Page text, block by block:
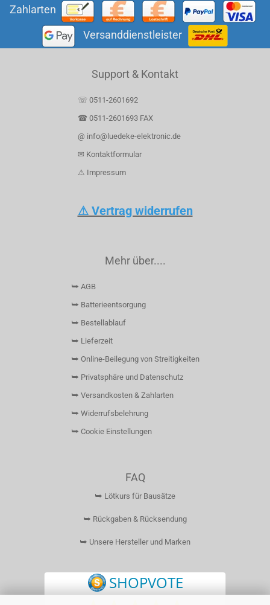
Zahlarten
Versanddienstleister
Support & Kontakt
☏ 0511-2601692
☎ 0511-2601693 FAX
@ info@luedeke-elektronic.de
✉ Kontaktformular
⚠ Impressum
⚠ Vertrag widerrufen
Mehr über....
⮩ AGB
⮩ Batterieentsorgung
⮩ Bestellablauf
⮩ Lieferzeit
⮩ Online-Beilegung von Streitigkeiten
⮩ Privatsphäre und Datenschutz
⮩ Versandkosten & Zahlarten
⮩ Widerrufsbelehrung
⮩ Cookie Einstellungen
FAQ
⮩ Lötkurs für Bausätze
⮩ Rückgaben & Rücksendung
⮩ Unsere Hersteller und Marken